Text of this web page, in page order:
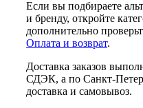
Если вы подбираете
и бренду, откройте
дополнительно
Оплата и возврат.
Доставка заказов
СДЭК, а по Санкт-
доставка и самовывоз.